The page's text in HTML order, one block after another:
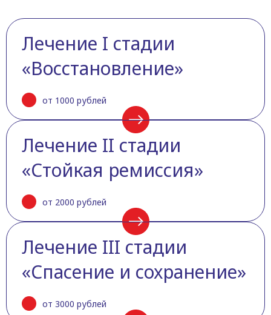
Лечение I стадии
«Восстановление»
от 1000 рублей
Лечение II стадии
«Стойкая ремиссия»
от 2000 рублей
Лечение III стадии
«Спасение и сохранение»
от 3000 рублей